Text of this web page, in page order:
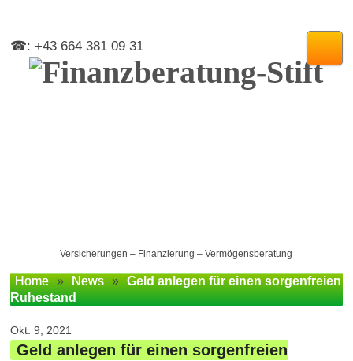
☎: +43 664 381 09 31
Versicherungen – Finanzierung – Vermögensberatung
Home » News » Geld anlegen für einen sorgenfreien
Ruhestand
Okt. 9, 2021
Geld anlegen für einen sorgenfreien